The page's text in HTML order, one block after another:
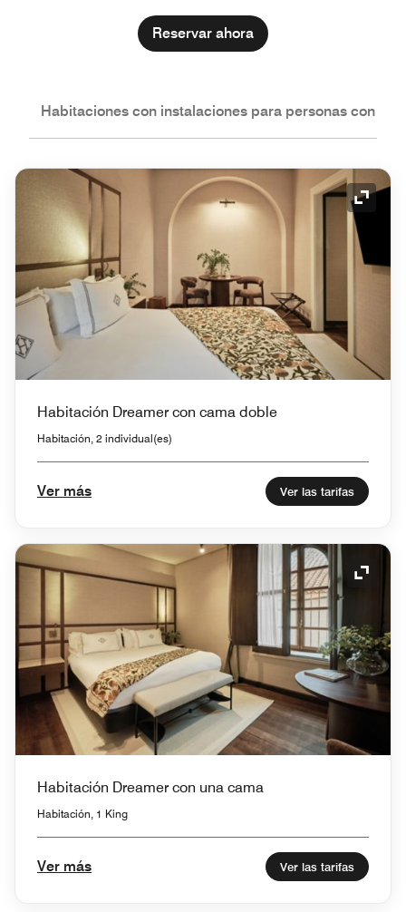
Reservar ahora
Habitaciones con instalaciones para personas con
Icono
Habitación Dreamer con cama doble
Habitación, 2 individual(es)
Ver más Ver las tarifas
Icono
Habitación Dreamer con una cama
Habitación, 1 King
Ver más Ver las tarifas